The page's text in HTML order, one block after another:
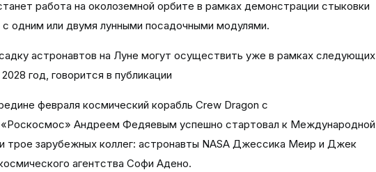
работа на околоземной орбите в рамках демонстрации стыковки
одним или двумя лунными посадочными модулями.
астронавтов на Луне могут осуществить уже в рамках следующих
год, говорится в публикации
февраля космический корабль Crew Dragon с
«Роскосмос» Андреем Федяевым успешно стартовал к Международной
трое зарубежных коллег: астронавты NASA Джессика Меир и Джек
агентства Софи Адено.